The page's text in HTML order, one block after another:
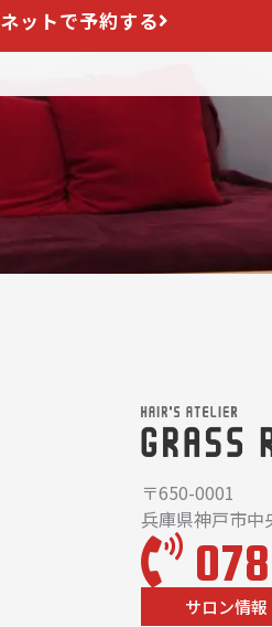
ネットで予約する
〒650-0001
兵庫県神戸市中
サロン情報